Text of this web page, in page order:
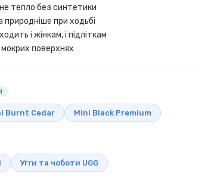
тепло без синтетики
при ходьбі
і жінкам, і підліткам
поверхнях
Burnt Cedar Mini Black Premium
Угги та чоботи UGG